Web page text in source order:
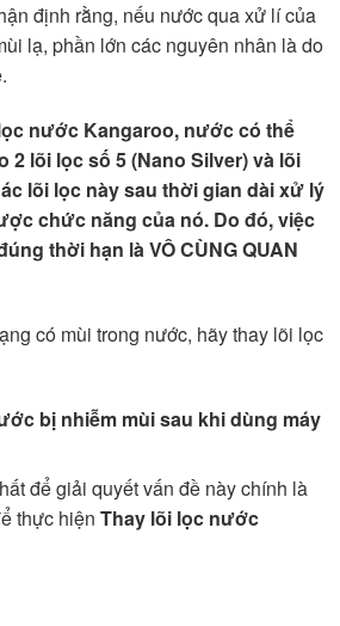
định rằng, nếu nước qua xử lí của
lạ, phần lớn các nguyên nhân là do
nước Kangaroo, nước có thể
2 lõi lọc số 5 (Nano Silver) và lõi
lõi lọc này sau thời gian dài xử lý
chức năng của nó. Do đó, việc
thời hạn là VÔ CÙNG QUAN
có mùi trong nước, hãy thay lõi lọc
bị nhiễm mùi sau khi dùng máy
để giải quyết vấn đề này chính là
thực hiện Thay lõi lọc nước